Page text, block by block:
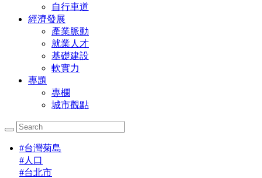
自行車道
經濟發展
產業脈動
就業人才
基礎建設
軟實力
專題
專欄
城市觀點
#台灣菊島
#人口
#台北市